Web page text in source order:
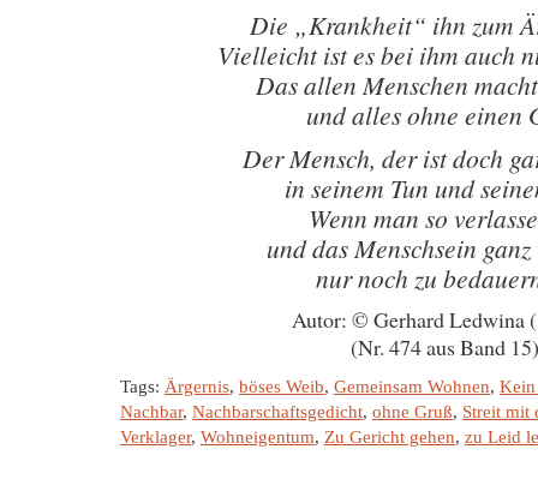
Die „Krankheit“ ihn zum
Vielleicht ist es bei ihm auch
Das allen Menschen
und alles ohne einen
Der Mensch, der ist doch
in seinem Tun und
Wenn man so
und das Menschsein
nur noch zu
Autor: © Gerhard Ledwina
(Nr. 474 aus Band 15)
Tags: Ärgernis, böses Weib, Gemeinsam Wohnen, Kein
Nachbar, Nachbarschaftsgedicht, ohne Gruß, Streit mit
Verklager, Wohneigentum, Zu Gericht gehen, zu Leid